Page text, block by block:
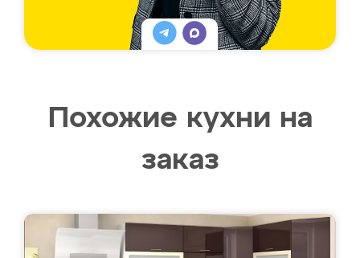
Похожие кухни на
заказ